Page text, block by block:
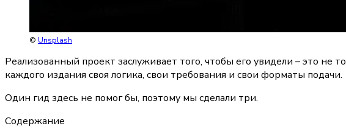
© Unsplash
Реализованный проект заслуживает того, чтобы его увидели – это не
каждого издания своя логика, свои требования и свои форматы подачи.
Один гид здесь не помог бы, поэтому мы сделали три.
Содержание